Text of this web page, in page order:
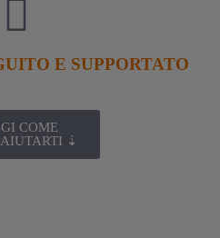
E SUPPORTATO
COME
AIUTARTI ⇣